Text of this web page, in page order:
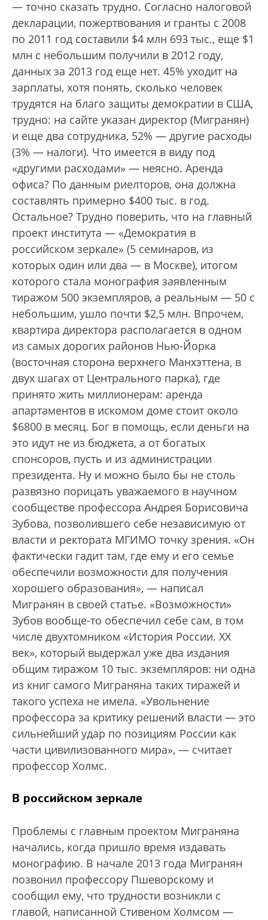
— точно сказать трудно. Согласно налоговой
декларации, пожертвования и гранты с 2008
по 2011 год составили $4 млн 693 тыс., еще $1
млн с небольшим получили в 2012 году,
данных за 2013 год еще нет. 45% уходит на
зарплаты, хотя понять, сколько человек
трудятся на благо защиты демократии в США,
трудно: на сайте указан директор (Мигранян)
и еще два сотрудника, 52% — другие расходы
(3% — налоги). Что имеется в виду под
«другими расходами» — неясно. Аренда
офиса? По данным риелторов, она должна
составлять примерно $400 тыс. в год.
Остальное? Трудно поверить, что на главный
проект института — «Демократия в
российском зеркале» (5 семинаров, из
которых один или два — в Москве), итогом
которого стала монография заявленным
тиражом 500 экземпляров, а реальным — 50 с
небольшим, ушло почти $2,5 млн. Впрочем,
квартира директора располагается в одном
из самых дорогих районов Нью-Йорка
(восточная сторона верхнего Манхэттена, в
двух шагах от Центрального парка), где
принято жить миллионерам: аренда
апартаментов в искомом доме стоит около
$6800 в месяц. Бог в помощь, если деньги на
это идут не из бюджета, а от богатых
спонсоров, пусть и из администрации
президента. Ну и можно было бы не столь
развязно порицать уважаемого в научном
сообществе профессора Андрея Борисовича
Зубова, позволившего себе независимую от
власти и ректората МГИМО точку зрения. «Он
фактически гадит там, где ему и его семье
обеспечили возможности для получения
хорошего образования», — написал
Мигранян в своей статье. «Возможности»
Зубов вообще-то обеспечил себе сам, в том
числе двухтомником «История России. ХХ
век», который выдержал уже два издания
общим тиражом 10 тыс. экземпляров: ни одна
из книг самого Миграняна таких тиражей и
такого успеха не имела. «Увольнение
профессора за критику решений власти — это
сильнейший удар по позициям России как
части цивилизованного мира», — считает
профессор Холмс.
В российском зеркале
Проблемы с главным проектом Миграняна
начались, когда пришло время издавать
монографию. В начале 2013 года Мигранян
позвонил профессору Пшеворскому и
сообщил ему, что трудности возникли с
главой, написанной Стивеном Холмсом —